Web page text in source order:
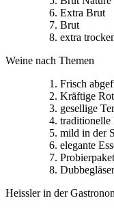
Extra Brut
Brut
extra
Weine nach Themen
Frisch
Kräftige
gesellige
traditionelle
mild in der
elegante
Dubbegläser
Heissler in der